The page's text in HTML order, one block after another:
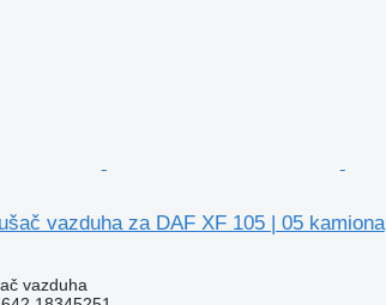
vazduha za DAF XF 105 | 05 kamiona
vazduha